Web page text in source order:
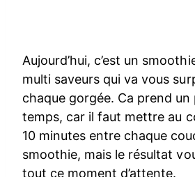
Aujourd’hui, c’est un
multi saveurs qui va vous
chaque gorgée. Ca prend
temps, car il faut mettre au
10 minutes entre chaque
smoothie, mais le résultat
tout ce moment d’attente.